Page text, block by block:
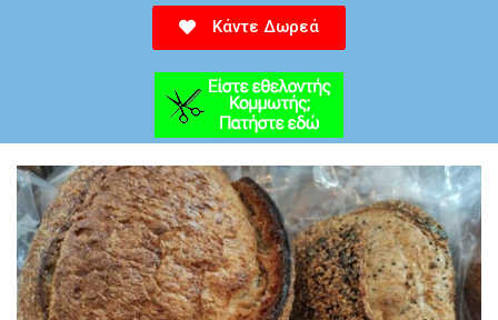
Κάντε Δωρεά